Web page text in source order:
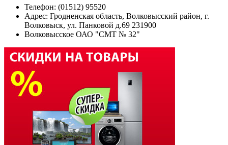
Телефон: (01512) 95520
Адрес: Гродненская область, Волковысский район, г.
Волковыск, ул. Панковой д.69 231900
Волковысское ОАО "СМТ № 32"